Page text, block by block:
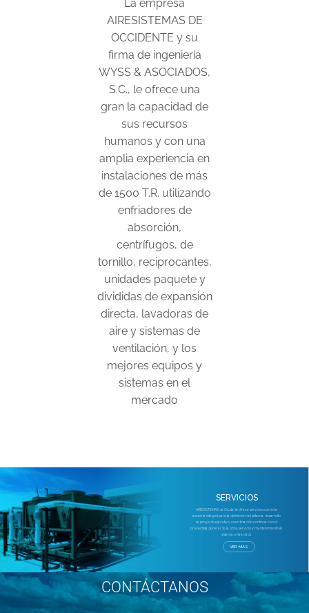
La empresa
AIRESISTEMAS DE
OCCIDENTE y su
firma de ingeniería
WYSS & ASOCIADOS,
S.C., le ofrece una
gran la capacidad de
sus recursos
humanos y con una
amplia experiencia en
instalaciones de más
de 1500 T.R. utilizando
enfriadores de
absorción,
centrífugos, de
tornillo, reciprocantes,
unidades paquete y
divididas de expansión
directa, lavadoras de
aire y sistemas de
ventilación, y los
mejores equipos y
sistemas en el
mercado
CONTÁCTANOS